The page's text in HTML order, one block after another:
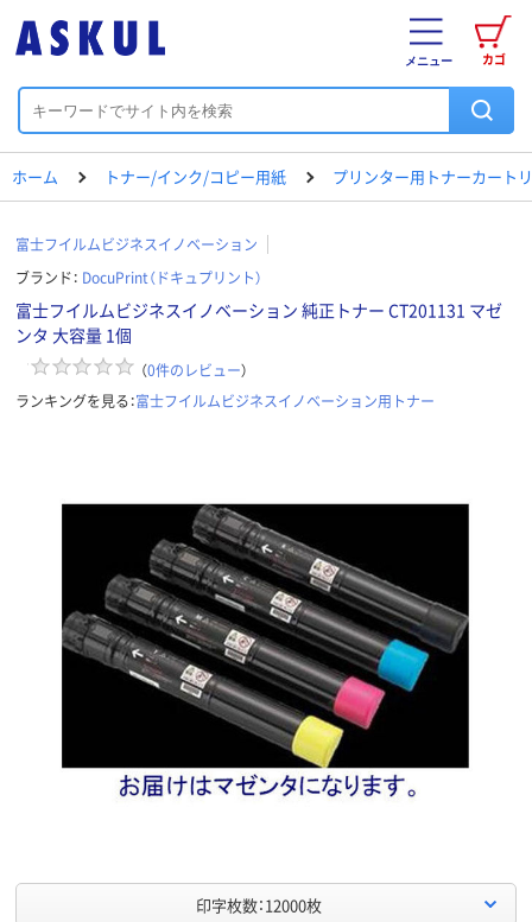
カゴ
メニュー
ホーム トナー/インク/コピー用紙 プリンター用トナーカート
富士フイルムビジネスイノベーション
ブランド： DocuPrint（ドキュプリント）
富士フイルムビジネスイノベーション 純正トナー CT201131 マゼ
ンタ 大容量 1個
（0件のレビュー）
ランキングを見る：富士フイルムビジネスイノベーション用トナー
印字枚数：12000枚